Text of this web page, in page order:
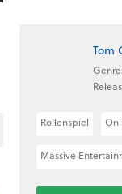
Tom
Rollenspiel
Massive